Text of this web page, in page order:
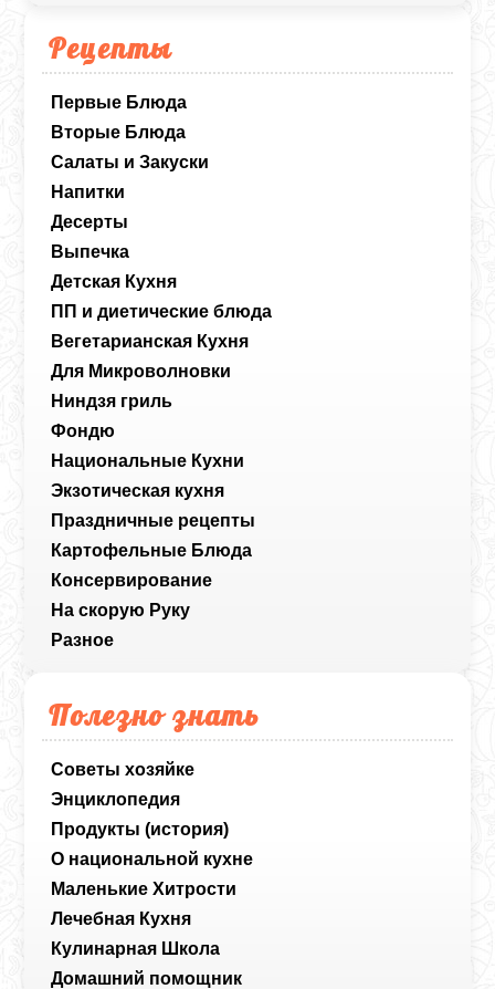
Рецепты
Первые Блюда
Вторые Блюда
Салаты и Закуски
Напитки
Десерты
Выпечка
Детская Кухня
ПП и диетические блюда
Вегетарианская Кухня
Для Микроволновки
Ниндзя гриль
Фондю
Национальные Кухни
Экзотическая кухня
Праздничные рецепты
Картофельные Блюда
Консервирование
На скорую Руку
Разное
Полезно знать
Советы хозяйке
Энциклопедия
Продукты (история)
О национальной кухне
Маленькие Хитрости
Лечебная Кухня
Кулинарная Школа
Домашний помощник